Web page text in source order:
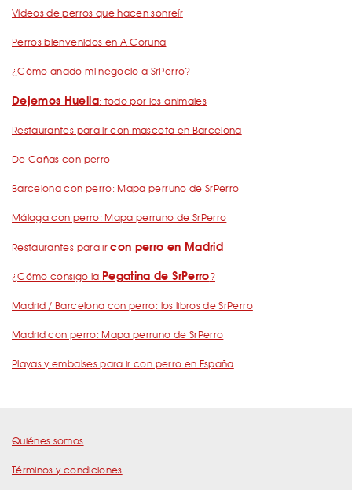
Vídeos de perros que hacen sonreír
Perros bienvenidos en A Coruña
¿Cómo añado mi negocio a SrPerro?
Dejemos Huella: todo por los animales
Restaurantes para ir con mascota en Barcelona
De Cañas con perro
Barcelona con perro: Mapa perruno de SrPerro
Málaga con perro: Mapa perruno de SrPerro
Restaurantes para ircon perro en Madrid
¿Cómo consigo la Pegatina de SrPerro?
Madrid / Barcelona con perro: los libros de SrPerro
Madrid con perro: Mapa perruno de SrPerro
Playas y embalses para ir con perro en España
Quiénes somos
Términos y condiciones